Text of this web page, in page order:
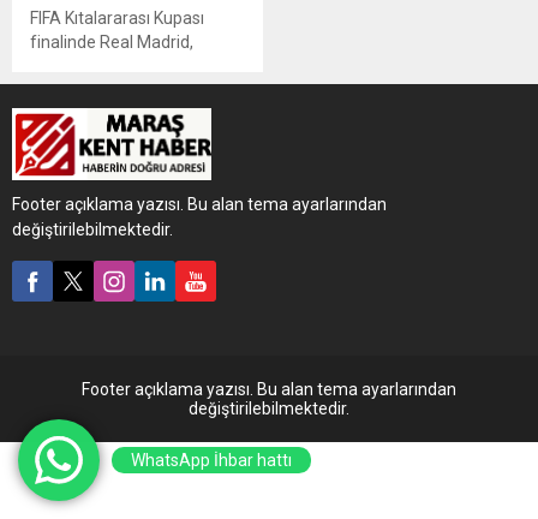
FIFA Kıtalararası Kupası
finalinde Real Madrid,
mağlup ederek kupanın
sahibi oldu.
Footer açıklama yazısı. Bu alan tema ayarlarından
değiştirilebilmektedir.
Footer açıklama yazısı. Bu alan tema ayarlarından
değiştirilebilmektedir.
WhatsApp İhbar hattı